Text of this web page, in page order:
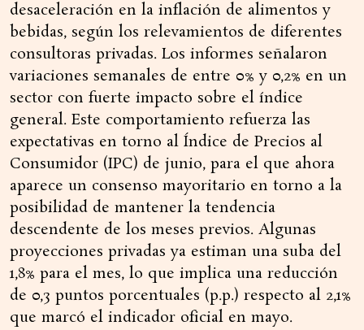
desaceleración en la inflación de alimentos y
bebidas, según los relevamientos de diferentes
consultoras privadas. Los informes señalaron
variaciones semanales de entre 0% y 0,2% en un
sector con fuerte impacto sobre el índice
general. Este comportamiento refuerza las
expectativas en torno al Índice de Precios al
Consumidor (IPC) de junio, para el que ahora
aparece un consenso mayoritario en torno a la
posibilidad de mantener la tendencia
descendente de los meses previos. Algunas
proyecciones privadas ya estiman una suba del
1,8% para el mes, lo que implica una reducción
de 0,3 puntos porcentuales (p.p.) respecto al 2,1%
que marcó el indicador oficial en mayo.